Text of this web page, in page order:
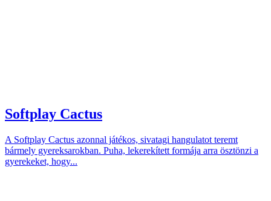
Softplay Cactus
A Softplay Cactus azonnal játékos, sivatagi hangulatot teremt
bármely gyereksarokban. Puha, lekerekített formája arra ösztönzi a
gyerekeket, hogy...